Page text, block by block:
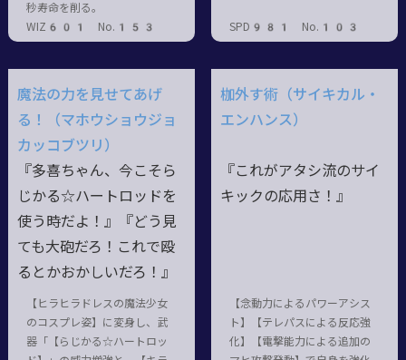
秒寿命を削る。
WIZ601 No.153
SPD981 No.103
魔法の力を見せてあげ
る！（マホウショウジョ
カッコブツリ）
『多喜ちゃん、今こそら
じかる☆ハートロッドを
使う時だよ！』『どう見
ても大砲だろ！これで殴
るとかおかしいだろ！』
【ヒラヒラドレスの魔法少女
のコスプレ姿】に変身し、武
器「【らじかる☆ハートロッ
枷外す術（サイキカル・
エンハンス）
『これがアタシ流のサイ
キックの応用さ！』
【念動力によるパワーアシス
ト】【テレパスによる反応強
化】【電撃能力による追加の